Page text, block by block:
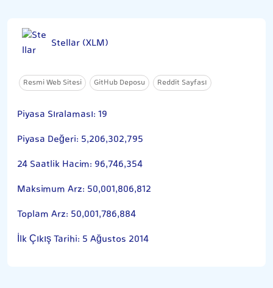
Stellar (XLM)
Resmi Web Sitesi GitHub Deposu Reddit Sayfası
Piyasa Sıralaması: 19
Piyasa Değeri: 5,206,302,795
24 Saatlik Hacim: 96,746,354
Maksimum Arz: 50,001,806,812
Toplam Arz: 50,001,786,884
İlk Çıkış Tarihi: 5 Ağustos 2014